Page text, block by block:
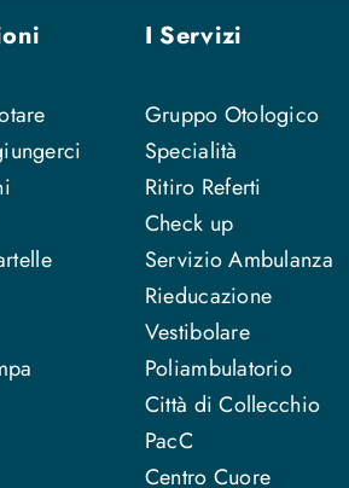
I Servizi
Gruppo Otologico
Specialità
Ritiro Referti
Check up
Servizio Ambulanza
Rieducazione
Vestibolare
Poliambulatorio
Città di Collecchio
PacC
Centro Cuore